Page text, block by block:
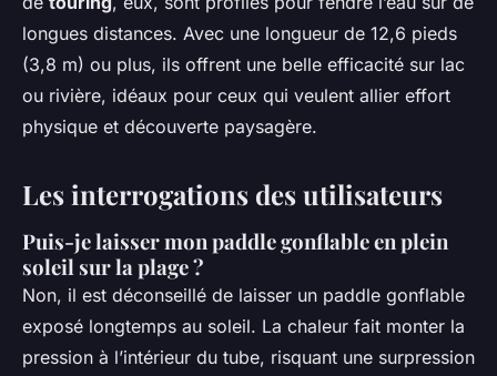
longues distances. Avec une longueur de 12,6 pieds
(3,8 m) ou plus, ils offrent une belle efficacité sur lac
ou rivière, idéaux pour ceux qui veulent allier effort
physique et découverte paysagère.
Les interrogations des utilisateurs
Puis-je laisser mon paddle gonflable en plein
soleil sur la plage ?
Non, il est déconseillé de laisser un paddle gonflable
exposé longtemps au soleil. La chaleur fait monter la
pression à l’intérieur du tube, risquant une surpression